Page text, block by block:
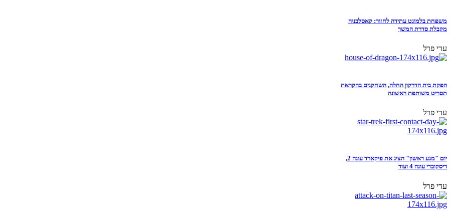
משפחת בלמונט עתידה לחזור: קאסלבניה
מקבלת סדרת המשך
עדי פרל
הפקת בית הדרקון החלה, השחקנים בהקראת
תסריט משותפת ראשונה
עדי פרל
יום "מגע ראשון" הציג את פיקארד עונה 2,
דיסקוברי עונה 4 ועוד
עדי פרל